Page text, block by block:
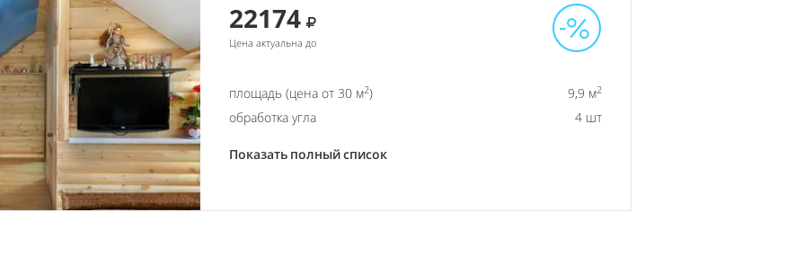
22174
Цена актуальна до
площадь (цена от 30 м2) 9,9 м2
обработка угла 4 шт
Показать полный список